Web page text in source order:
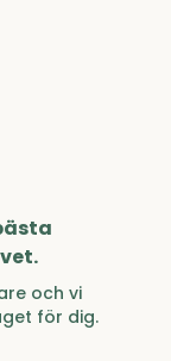
och vi
för dig.